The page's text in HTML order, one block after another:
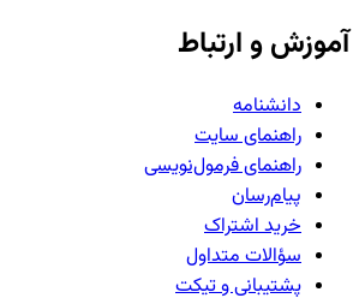
و ارتباط
دانشنامه
راهنمای سایت
راهنمای فرمول‌نویسی
پیام‌رسان
خرید اشتراک
سؤالات متداول
پشتیبانی و تیکت